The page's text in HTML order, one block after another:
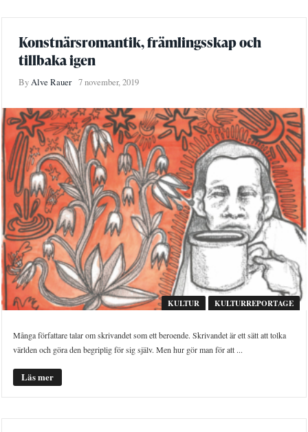
Konstnärsromantik, främlingsskap och
tillbaka igen
ByAlve Rauer 7 november, 2019
KULTUR KULTURREPORTAGE
Många författare talar om skrivandet som ett beroende. Skrivandet är ett sätt att tolka
världen och göra den begriplig för sig själv. Men hur gör man för att ...
Läs mer